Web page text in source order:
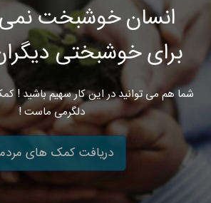
انسان خوشبخت
برای خوشبختی
شما هم می توانید در این کار سهیم باشید !
دلگرمی ماست !
دریافت کمک های